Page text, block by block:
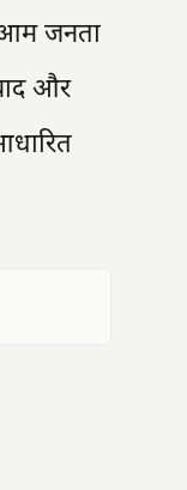
जनता
और